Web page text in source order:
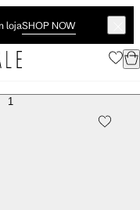
lojaSHOP NOW